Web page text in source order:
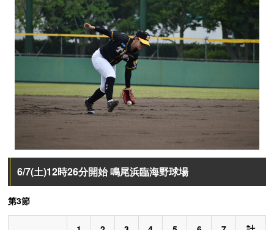
6/7(土)12時26分開始 鳴尾浜臨海野球場
第3節